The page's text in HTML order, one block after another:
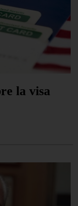
la visa